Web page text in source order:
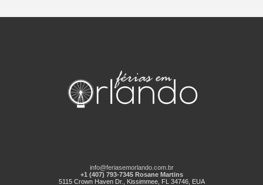
info@feriasemorlando.com.br
+1 (407) 793-7345 Rosane Martins
5115 Crown Haven Dr., Kissimmee, FL 34746, EUA